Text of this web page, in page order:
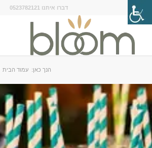
דברו איתנו 0523782121
הנך כאן: עמוד הבית